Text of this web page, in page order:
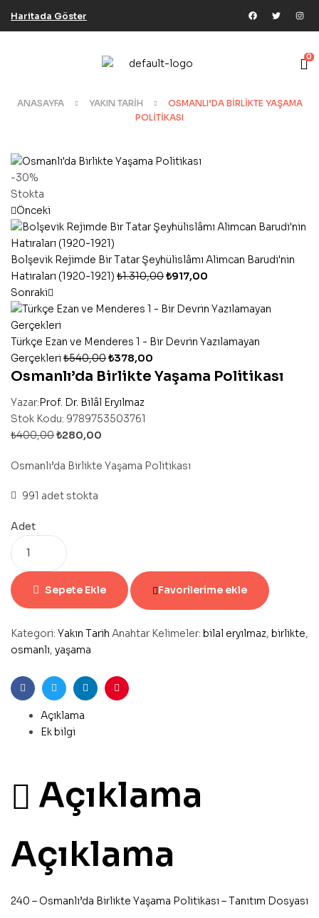
Haritada Göster
0
ANASAYFA YAKIN TARIH
OSMANLI’DA BIRLIKTE YAŞAMA
POLITIKASI
-30%
Stokta
Önceki
Bolşevik Rejimde Bir Tatar Şeyhülislâmı Alimcan Barudi'nin
Hatıraları (1920-1921) ₺1.310,00₺917,00
Sonraki
Türkçe Ezan ve Menderes 1 - Bir Devrin Yazılamayan
Gerçekleri ₺540,00₺378,00
Osmanlı’da Birlikte Yaşama Politikası
Yazar:Prof. Dr. Bilâl Eryılmaz
Stok Kodu: 9789753503761
₺400,00₺280,00
Osmanlı’da Birlikte Yaşama Politikası
991 adet stokta
Adet
Sepete Ekle Favorilerime ekle
Kategori: Yakın Tarih Anahtar Kelimeler: bilal eryılmaz, birlikte,
osmanlı, yaşama
FacebookTwitterLinkedinPinterest
Açıklama
Ek bilgi
Açıklama
Açıklama
240 – Osmanlı’da Birlikte Yaşama Politikası – Tanıtım Dosyası